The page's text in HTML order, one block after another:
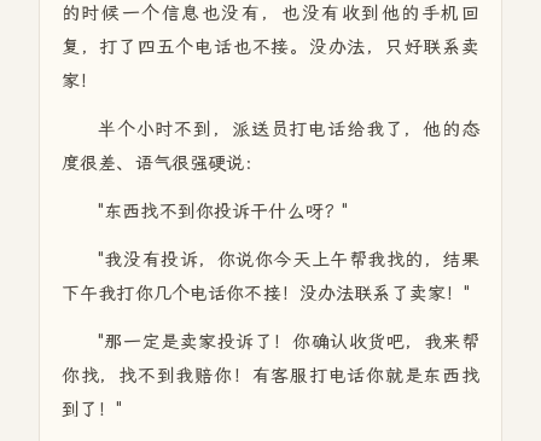
的时候一个信息也没有，也没有收到他的手机回
复，打了四五个电话也不接。没办法，只好联系卖
家！
半个小时不到，派送员打电话给我了，他的态
度很差、语气很强硬说：
"东西找不到你投诉干什么呀？"
"我没有投诉，你说你今天上午帮我找的，结果
下午我打你几个电话你不接！没办法联系了卖家！"
"那一定是卖家投诉了！你确认收货吧，我来帮
你找，找不到我赔你！有客服打电话你就是东西找
到了！"